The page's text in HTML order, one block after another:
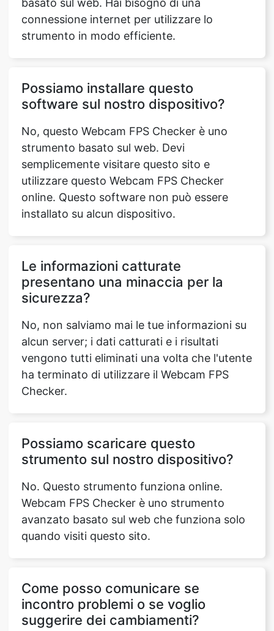
basato sul web. Hai bisogno di una
connessione internet per utilizzare lo
strumento in modo efficiente.
Possiamo installare questo
software sul nostro dispositivo?
No, questo Webcam FPS Checker è uno
strumento basato sul web. Devi
semplicemente visitare questo sito e
utilizzare questo Webcam FPS Checker
online. Questo software non può essere
installato su alcun dispositivo.
Le informazioni catturate
presentano una minaccia per la
sicurezza?
No, non salviamo mai le tue informazioni su
alcun server; i dati catturati e i risultati
vengono tutti eliminati una volta che l'utente
ha terminato di utilizzare il Webcam FPS
Checker.
Possiamo scaricare questo
strumento sul nostro dispositivo?
No. Questo strumento funziona online.
Webcam FPS Checker è uno strumento
avanzato basato sul web che funziona solo
quando visiti questo sito.
Come posso comunicare se
incontro problemi o se voglio
suggerire dei cambiamenti?